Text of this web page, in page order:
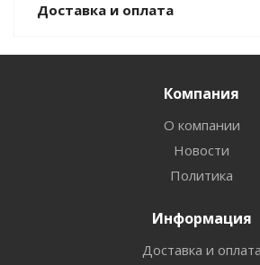
Доставка и оплата
Компания
О компании
Новости
Политика
Информация
Доставка и оплата